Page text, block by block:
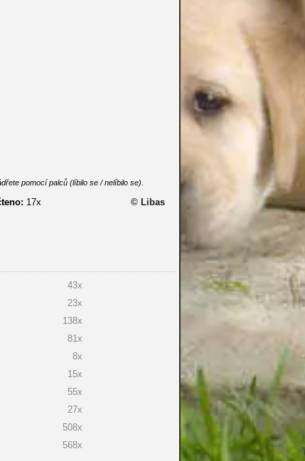
pomocí palců (líbilo se / nelíbilo se).
© Libas
17x
43x
23x
138x
81x
8x
15x
55x
27x
508x
568x